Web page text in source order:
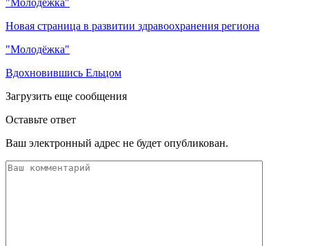
Новая страница в развитии здравоохранения региона
"Молодёжка"
Вдохновившись Ельцом
Загрузить еще сообщения
Оставьте ответ
Ваш электронный адрес не будет опубликован.